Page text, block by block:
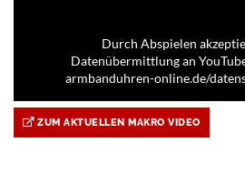
Durch Abspielen
Datenübermittlung an
armbanduhren-online.de/
ZUM AKTUELLEN MAKRO VIDEO